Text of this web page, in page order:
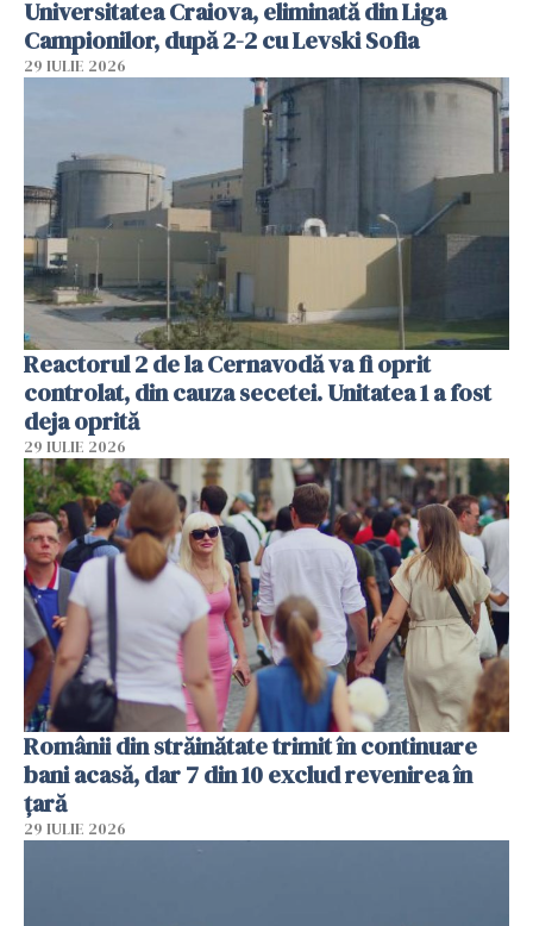
Universitatea Craiova, eliminată din Liga
Campionilor, după 2-2 cu Levski Sofia
29 IULIE 2026
Reactorul 2 de la Cernavodă va fi oprit
controlat, din cauza secetei. Unitatea 1 a fost
deja oprită
29 IULIE 2026
Românii din străinătate trimit în continuare
bani acasă, dar 7 din 10 exclud revenirea în
țară
29 IULIE 2026